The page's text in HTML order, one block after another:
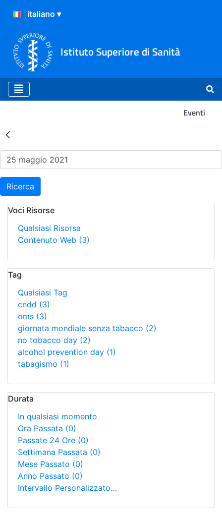
Istituto Superiore di Sanità
Eventi
Risultati della Ricerca -
Ricerca
Voci Risorse
Qualsiasi Risorsa
Contenuto Web (3)
Tag
Qualsiasi Tag
cndd (3)
oms (3)
giornata mondiale senza tabacco (2)
no tobacco day (2)
alcohol prevention day (1)
tabagismo (1)
Durata
In qualsiasi momento
Ora Passata (0)
Passate 24 Ore (0)
Settimana Passata (0)
Mese Passato (0)
Anno Passato (0)
Intervallo Personalizzato…